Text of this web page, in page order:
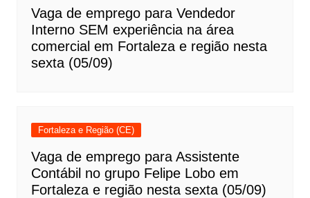
Vaga de emprego para Vendedor
Interno SEM experiência na área
comercial em Fortaleza e região nesta
sexta (05/09)
Fortaleza e Região (CE)
Vaga de emprego para Assistente
Contábil no grupo Felipe Lobo em
Fortaleza e região nesta sexta (05/09)